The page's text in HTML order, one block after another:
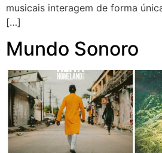
musicais interagem de forma
[…]
Mundo Sonoro